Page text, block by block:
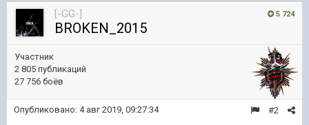
5 724
[-GG-]
BROKEN_2015
Участник
2 805 публикаций
27 756 боёв
#2
Опубликовано: 4 авг 2019, 09:27:34